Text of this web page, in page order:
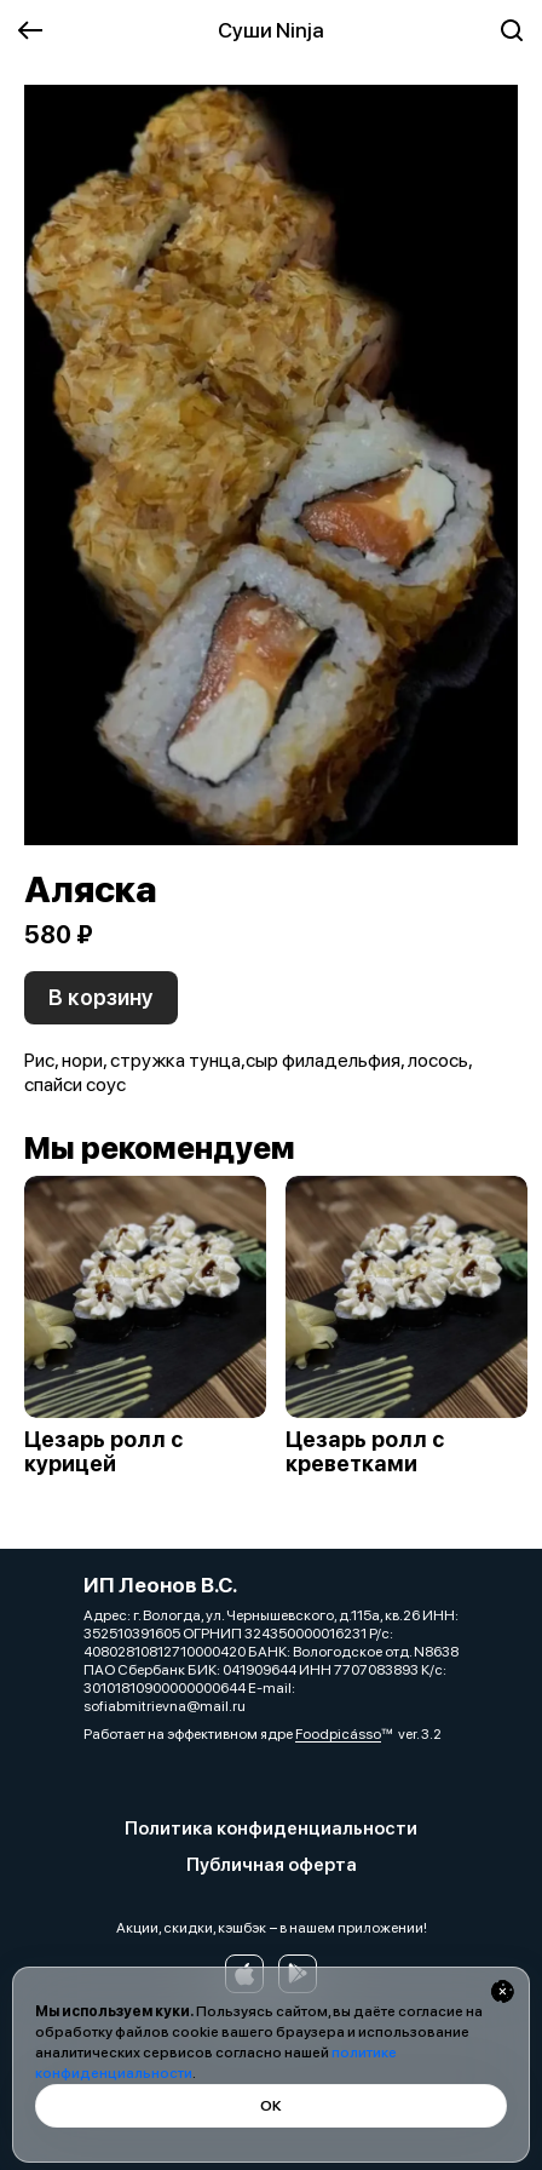
Суши Ninja
Мы используем куки.Пользуясь сайтом, вы даёте согласие на
обработку файлов cookie вашего браузера и использование
аналитических сервисов согласно нашей политике
конфиденциальности.
ОК
Аляска
580 ₽
В корзину
Рис, нори, стружка тунца,сыр филадельфия, лосось,
спайси соус
Мы рекомендуем
Цезарь ролл с
курицей
Цезарь ролл с
креветками
ИП Леонов В.С.
Адрес: г. Вологда, ул. Чернышевского, д.115а, кв.26 ИНН:
352510391605 ОГРНИП 324350000016231 Р/с:
40802810812710000420 БАНК: Вологодское отд. N8638
ПАО Сбербанк БИК: 041909644 ИНН 7707083893 К/с:
30101810900000000644 E-mail:
sofiabmitrievna@mail.ru
Работает на эффективном ядреFoodpicássover. 3.2
Политика конфиденциальности
Публичная оферта
Акции, скидки, кэшбэк − в нашем приложении!